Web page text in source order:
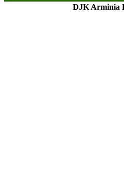
DJK Arminia